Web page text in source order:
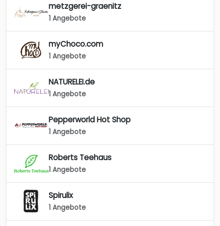
metzgerei-graenitz
1 Angebote
myChoco.com
1 Angebote
NATURELEI.de
1 Angebote
Pepperworld Hot Shop
1 Angebote
Roberts Teehaus
1 Angebote
Spirulix
1 Angebote